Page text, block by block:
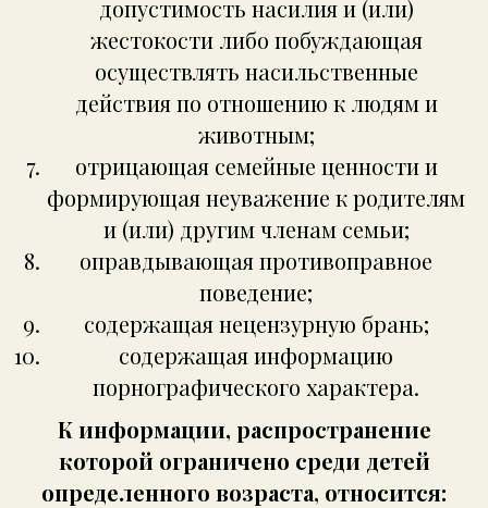
допустимость насилия и (или)
жестокости либо побуждающая
осуществлять насильственные
действия по отношению к людям и
животным;
отрицающая семейные ценности и
формирующая неуважение к родителям
и (или) другим членам семьи;
оправдывающая противоправное
поведение;
содержащая нецензурную брань;
содержащая информацию
порнографического характера.
К информации, распространение
которой ограничено среди детей
определенного возраста, относится: